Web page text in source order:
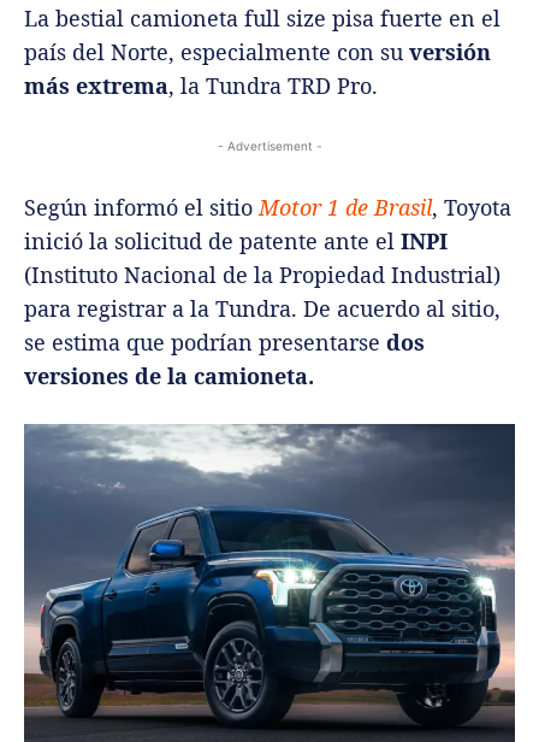
La bestial camioneta full size pisa fuerte en el
país del Norte, especialmente con su versión
más extrema, la Tundra TRD Pro.
- Advertisement -
Según informó el sitio Motor 1 de Brasil, Toyota
inició la solicitud de patente ante el INPI
(Instituto Nacional de la Propiedad Industrial)
para registrar a la Tundra. De acuerdo al sitio,
se estima que podrían presentarse dos
versiones de la camioneta.